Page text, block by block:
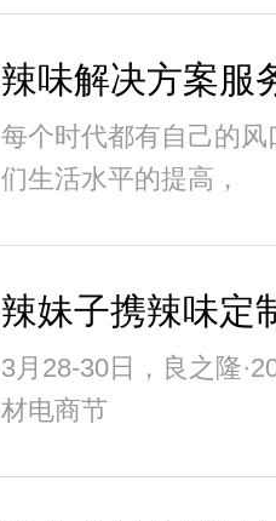
每个时代都有自己的风
们生活水平的提高，
3月28-30日，良之隆
材电商节